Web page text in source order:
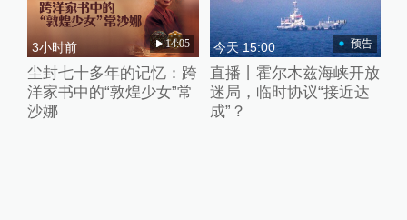
3小时前 14:05
尘封七十多年的记忆：跨
洋家书中的“敦煌少女”常
沙娜
今天 15:00 预告
直播丨霍尔木兹海峡开放
迷局，临时协议“接近达
成”？